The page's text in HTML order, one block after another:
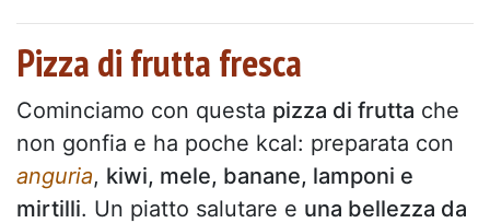
Pizza di frutta fresca
Cominciamo con questa pizza di frutta che
non gonfia e ha poche kcal: preparata con
anguria, kiwi, mele, banane, lamponi e
mirtilli. Un piatto salutare e una bellezza da